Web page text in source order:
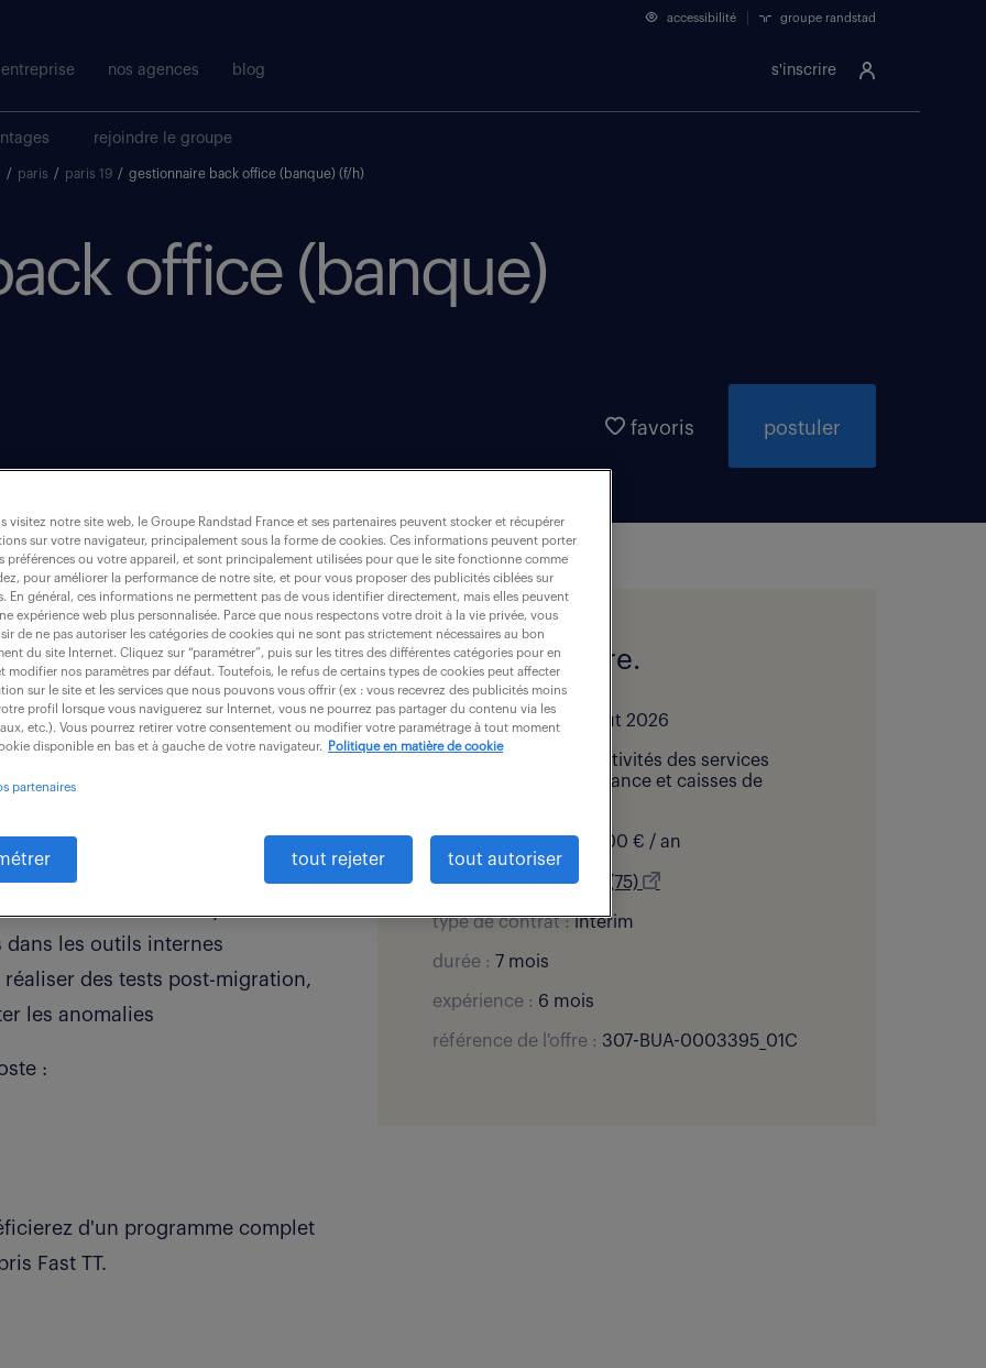
s'inscrire
accessibilité groupe randstad
entreprise nos agences blog
rejoindre le groupe
/ paris / paris 19 / gestionnaire back office (banque) (f/h)
office (banque)
postuler
favoris
en tant que Gestionnaire
migration sécurisée et optimale
stratégique d'envergure.
identifiant les incohérences,
doublon
données dans le système, en
les outils internes
des tests post-migration,
les anomalies
:
d'un programme complet
Fast TT.
détail de l'offre.
offre publiée le : 7 août 2026
Activités des services
financiers, hors assurance et caisses de
salaire : 24 100 - 24 200 € / an
localisation :Paris 19 (75)
type de contrat :intérim
durée : 7 mois
expérience : 6 mois
référence de l'offre : 307-BUA-0003395_01C
visitez notre site web, le Groupe Randstad France et ses partenaires peuvent stocker et récupérer
sur votre navigateur, principalement sous la forme de cookies. Ces informations peuvent porter
préférences ou votre appareil, et sont principalement utilisées pour que le site fonctionne comme
pour améliorer la performance de notre site, et pour vous proposer des publicités ciblées sur
En général, ces informations ne permettent pas de vous identifier directement, mais elles peuvent
expérience web plus personnalisée. Parce que nous respectons votre droit à la vie privée, vous
de ne pas autoriser les catégories de cookies qui ne sont pas strictement nécessaires au bon
du site Internet. Cliquez sur “paramétrer”, puis sur les titres des différentes catégories pour en
modifier nos paramètres par défaut. Toutefois, le refus de certains types de cookies peut affecter
sur le site et les services que nous pouvons vous offrir (ex : vous recevrez des publicités moins
profil lorsque vous naviguerez sur Internet, vous ne pourrez pas partager du contenu via les
etc.). Vous pourrez retirer votre consentement ou modifier votre paramétrage à tout moment
disponible en bas et à gauche de votre navigateur.
Politique en matière de cookie
partenaires
tout rejeter tout autoriser